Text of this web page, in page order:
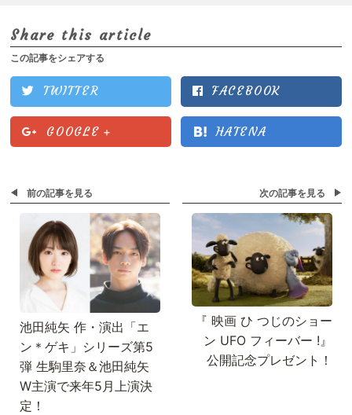
Share this article
この記事をシェアする
TWITTER FACEBOOK
GOOGLE + HATENA
前の記事を見る
池田純矢 作・演出「エ
ン＊ゲキ」シリーズ第5
弾 生駒里奈＆池田純矢
W主演で来年5月上演決
定！
次の記事を見る
『 映画 ひ つじのショー
ン UFO フィーバー !』
公開記念プレゼント！